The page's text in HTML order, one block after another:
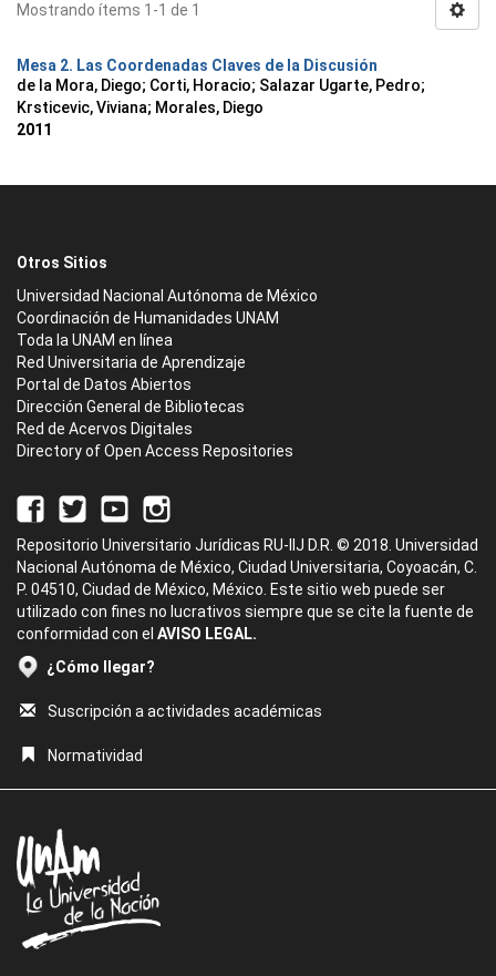
Mostrando ítems 1-1 de 1
Mesa 2. Las Coordenadas Claves de la Discusión
de la Mora, Diego; Corti, Horacio; Salazar Ugarte, Pedro;
Krsticevic, Viviana; Morales, Diego
2011
Otros Sitios
Universidad Nacional Autónoma de México
Coordinación de Humanidades UNAM
Toda la UNAM en línea
Red Universitaria de Aprendizaje
Portal de Datos Abiertos
Dirección General de Bibliotecas
Red de Acervos Digitales
Directory of Open Access Repositories
Repositorio Universitario Jurídicas RU-IIJ D.R. © 2018. Universidad
Nacional Autónoma de México, Ciudad Universitaria, Coyoacán, C.
P. 04510, Ciudad de México, México. Este sitio web puede ser
utilizado con fines no lucrativos siempre que se cite la fuente de
conformidad con el AVISO LEGAL.
¿Cómo llegar?
Suscripción a actividades académicas
Normatividad